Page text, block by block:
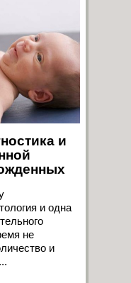
и
и одна
не
и